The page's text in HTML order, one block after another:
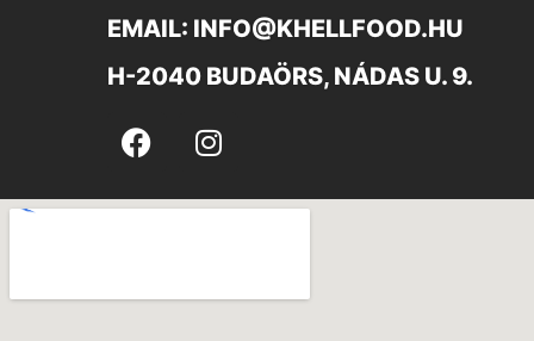
EMAIL: INFO@KHELLFOOD.HU
H-2040 BUDAÖRS, NÁDAS U. 9.